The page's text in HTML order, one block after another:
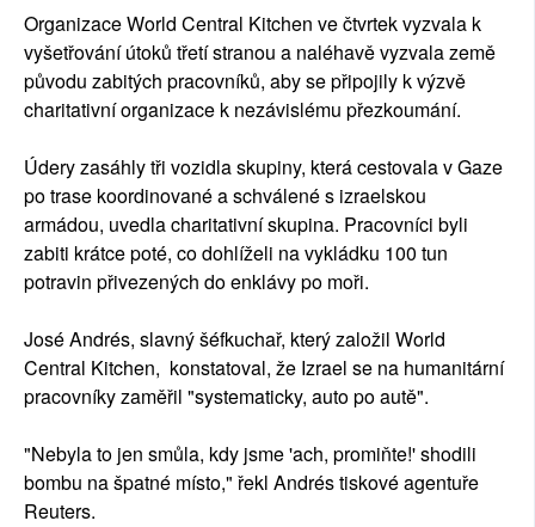
Organizace World Central Kitchen ve čtvrtek vyzvala k
vyšetřování útoků třetí stranou a naléhavě vyzvala země
původu zabitých pracovníků, aby se připojily k výzvě
charitativní organizace k nezávislému přezkoumání.
Údery zasáhly tři vozidla skupiny, která cestovala v Gaze
po trase koordinované a schválené s izraelskou
armádou, uvedla charitativní skupina. Pracovníci byli
zabiti krátce poté, co dohlíželi na vykládku 100 tun
potravin přivezených do enklávy po moři.
José Andrés, slavný šéfkuchař, který založil World
Central Kitchen, konstatoval, že Izrael se na humanitární
pracovníky zaměřil "systematicky, auto po autě".
"Nebyla to jen smůla, kdy jsme 'ach, promiňte!' shodili
bombu na špatné místo," řekl Andrés tiskové agentuře
Reuters.